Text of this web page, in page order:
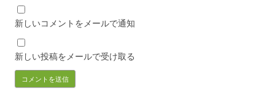
新しいコメントをメールで通知
新しい投稿をメールで受け取る